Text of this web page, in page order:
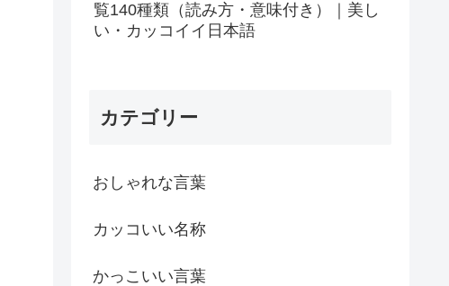
覧140種類（読み方・意味付き）｜美し
い・カッコイイ日本語
カテゴリー
おしゃれな言葉
カッコいい名称
かっこいい言葉